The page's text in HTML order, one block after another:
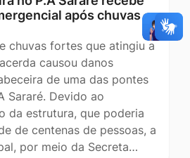
após chuvas
chuvas fortes que atingiu a
causou danos
de uma das pontes
Sararé. Devido ao
da estrutura, que poderia
de centenas de pessoas, a
por meio da Secreta…